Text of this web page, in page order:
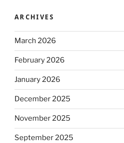
ARCHIVES
March 2026
February 2026
January 2026
December 2025
November 2025
September 2025